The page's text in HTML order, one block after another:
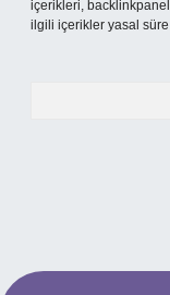
içerikleri,
ilgili içerikler yasal süre
adresi